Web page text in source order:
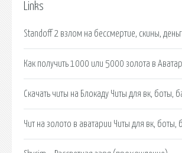
Links
Standoff 2 взлом на бессмертие, скины,
Как получить 1000 или 5000 золота в
Скачать читы на Блокаду Читы для вк, боты,
Чит на золото в аватарии Читы для вк, боты,